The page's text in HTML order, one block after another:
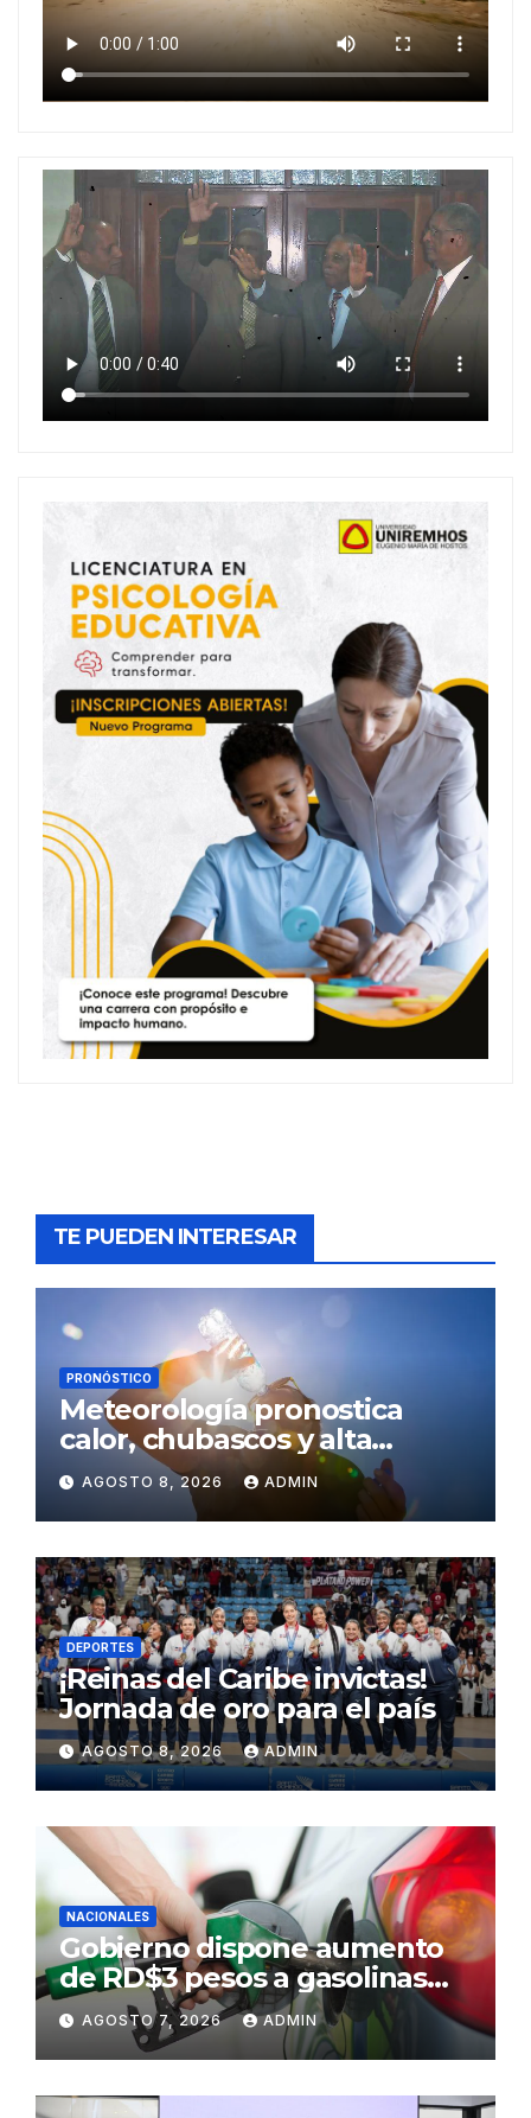
TE PUEDEN INTERESAR
PRONÓSTICO
Meteorología pronostica
calor, chubascos y alta
concentración de polvo del
Sahara para este sábado
AGOSTO 8, 2026 ADMIN
DEPORTES
¡Reinas del Caribe invictas!
Jornada de oro para el país
AGOSTO 8, 2026 ADMIN
NACIONALES
Gobierno dispone aumento
de RD$3 pesos a gasolinas
premium y regular
AGOSTO 7, 2026 ADMIN